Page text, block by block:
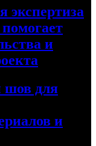
экспертиза
и
шов для
и